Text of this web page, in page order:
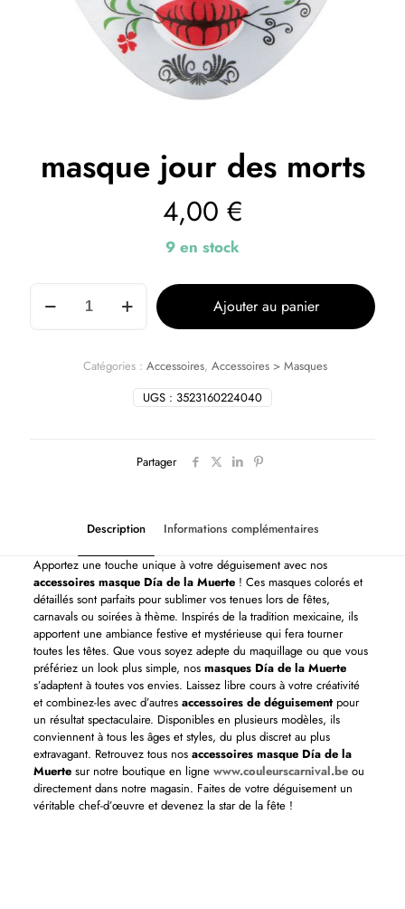
masque jour des morts
4,00 €
9 en stock
Ajouter au panier
UGS : 3523160224040
Catégories : Accessoires, Accessoires > Masques
Partager
Description Informations complémentaires
Apportez une touche unique à votre déguisement avec nos
accessoires masque Día de la Muerte! Ces masques colorés et
détaillés sont parfaits pour sublimer vos tenues lors de fêtes,
carnavals ou soirées à thème. Inspirés de la tradition mexicaine, ils
apportent une ambiance festive et mystérieuse qui fera tourner
toutes les têtes. Que vous soyez adepte du maquillage ou que vous
préfériez un look plus simple, nos masques Día de la Muerte
s’adaptent à toutes vos envies. Laissez libre cours à votre créativité
et combinez-les avec d’autres accessoires de déguisementpour
un résultat spectaculaire. Disponibles en plusieurs modèles, ils
conviennent à tous les âges et styles, du plus discret au plus
extravagant. Retrouvez tous nos accessoires masque Día de la
Muertesur notre boutique en ligne www.couleurscarnival.beou
directement dans notre magasin. Faites de votre déguisement un
véritable chef-d’œuvre et devenez la star de la fête !